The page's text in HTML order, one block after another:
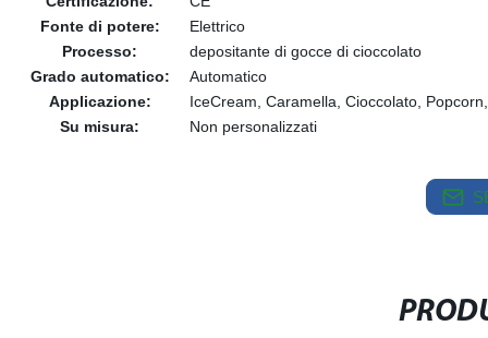
Fonte di potere:
Elettrico
Processo:
depositante di gocce di cioccolato
Grado automatico:
Automatico
Applicazione:
IceCream, Caramella, Cioccolato,
Su misura:
Non personalizzati